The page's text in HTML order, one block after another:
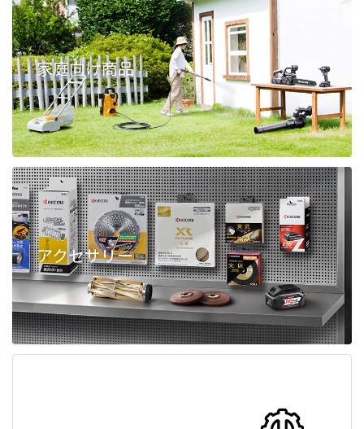
家庭向け商品
アクセサリー